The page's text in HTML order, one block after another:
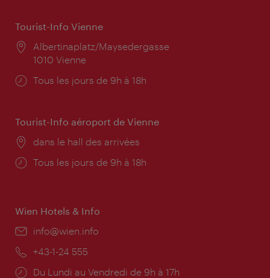
Tourist-Info Vienne
Lieu:
Albertinaplatz/Maysedergasse
1010 Vienne
Horaires
Tous les jours de 9h à 18h
Tourist-Info aéroport de Vienne
Lieu:
dans le hall des arrivées
Horaires
Tous les jours de 9h à 18h
Wien Hotels & Info
E-
info@wien.info
Téléphone:
+43-1-24 555
Horaires
Du Lundi au Vendredi de 9h à 17h